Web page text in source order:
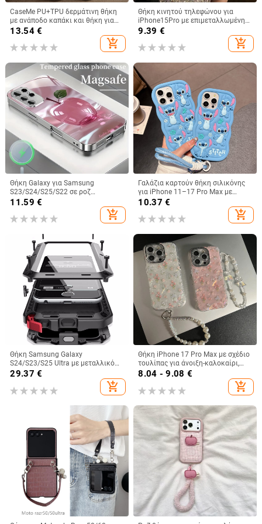
CaseMe PU+TPU δερμάτινη θήκη
με ανάποδο καπάκι και θήκη για
κάρτες για Redmi Note 10 και
μαγνητικό κλείσιμο
13.54€
add_shopping_cart
Θήκη κινητού τηλεφώνου για
iPhone15Pro με επιμεταλλωμένη
κόλλα και ρετούς, θήκη
προστασίας Apple 12 Promax με
πούλιες
9.39 €
add_shopping_cart
Θήκη Galaxy για Samsung
S23/S24/S25/S22 σε ροζ
παγωμένο κρύσταλλο με πλήρη
κάλυψη και μεταλλικό φινίρισμα
11.59 €
add_shopping_cart
Γαλάζια καρτούν θήκη σιλικόνης
για iPhone 11–17 Pro Max με
καμπύλες άκρες και προστασία
10.37 €
add_shopping_cart
Θήκη Samsung Galaxy
S24/S23/S25 Ultra με μεταλλικό
πίσω κάλυμμα, μηχανουργική
κατεργασία, προσαρμογή, απαγωγή
θερμότητας, αντίσταση στις
29.37 €
add_shopping_cart
Θήκη iPhone 17 Pro Max με σχέδιο
τουλίπας για άνοιξη-καλοκαίρι,
IMD πολυτελής αίσθηση, 14 μοτίβα
κελύφους, 15 ακριβείς οπές
8.04 - 9.08 €
add_shopping_cart